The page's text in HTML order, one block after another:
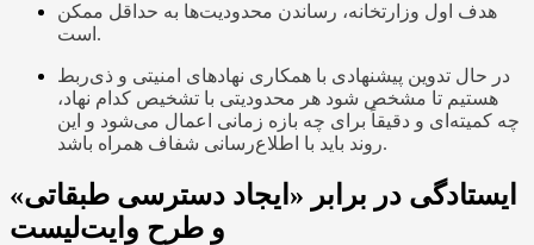
هدف اول وزارتخانه، رساندن محدودیت‌ها به حداقل ممکن
است.
در حال تدوین پیشنهادی با همکاری نهادهای امنیتی و ذی‌ربط
هستیم تا مشخص شود هر محدودیتی با تشخیص کدام نهاد،
چه کمیته‌ای و دقیقاً برای چه بازه زمانی اعمال می‌شود و این
روند باید با اطلاع‌رسانی شفاف همراه باشد.
ایستادگی در برابر «ایجاد دسترسی طبقاتی»
و طرح وایت‌لیست